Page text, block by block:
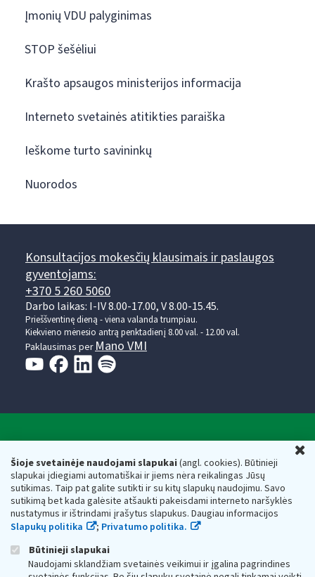
Šioje svetainėje naudojami slapukai(angl. cookies). Būtinieji
slapukai įdiegiami automatiškai ir jiems nėra reikalingas Jūsų
sutikimas. Taip pat galite sutikti ir su kitų slapukų naudojimu. Savo
sutikimą bet kada galėsite atšaukti pakeisdami interneto naršyklės
nustatymus ir ištrindami įrašytus slapukus. Daugiau informacijos
Slapukų politika
; Privatumo politika.
Būtinieji slapukai
Naudojami sklandžiam svetainės veikimui ir įgalina pagrindines
Įmonių VDU palyginimas
STOP šešėliui
Krašto apsaugos ministerijos informacija
Interneto svetainės atitikties paraiška
Ieškome turto savininkų
Nuorodos
Konsultacijos mokesčių klausimais ir paslaugos
gyventojams:
+370 5 260 5060
Darbo laikas: I-IV 8.00-17.00, V 8.00-15.45.
Prieššventinę dieną - viena valanda trumpiau.
Kiekvieno mėnesio antrą penktadienį 8.00 val. - 12.00 val.
Paklausimas per Mano VMI
Respublikos finansų ministerijos
Biudžetinė įstaiga. Juridinio asmens kodas — 188659752,
adresas: Vasario 16-osios g. 14, 01107 Vilnius, Lietuva, el.paštas:
vmi@vmi.lt, E. pristatymo dėžutės adresas 188659752
Duomenys apie Valstybinę mokesčių inspekciją prie Lietuvos
Respublikos finansų ministerijos kaupiami ir saugomi Juridinių